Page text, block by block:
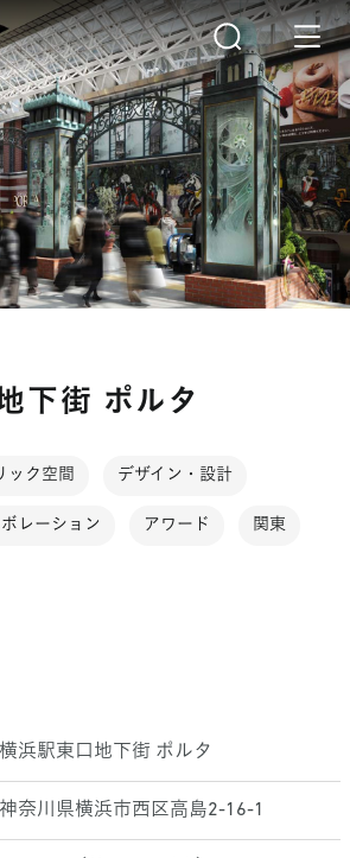
下街 ポルタ
ック空間 デザイン・設計
レーション アワード 関東
横浜駅東口地下街 ポルタ
神奈川県横浜市西区高島2-16-1